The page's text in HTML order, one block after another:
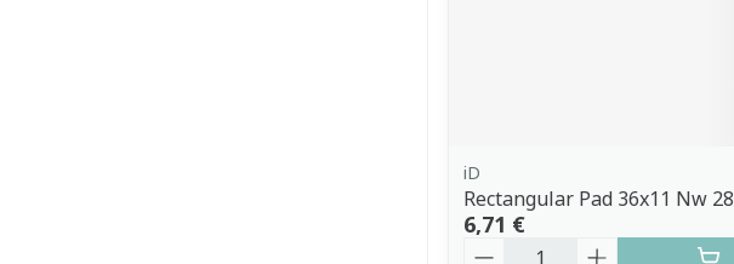
iD
Rectangular Pad 36x11 Nw 28
6,71 €
Quantité